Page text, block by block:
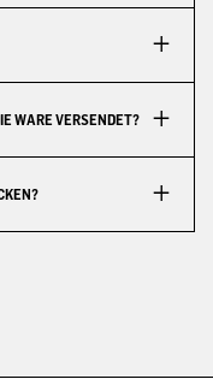
WARE VERSENDET?